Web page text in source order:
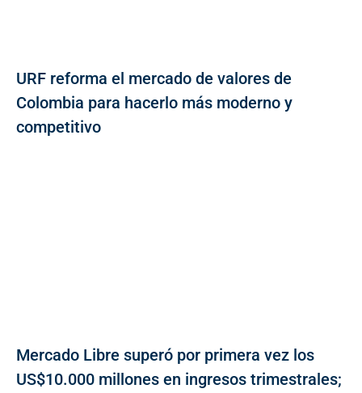
URF reforma el mercado de valores de
Colombia para hacerlo más moderno y
competitivo
Mercado Libre superó por primera vez los
US$10.000 millones en ingresos trimestrales;